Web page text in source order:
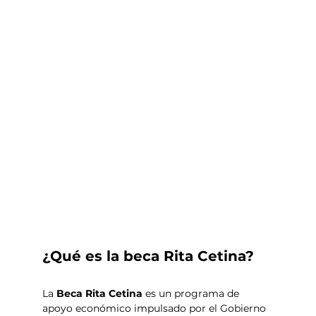
¿Qué es la beca Rita Cetina?
La Beca Rita Cetina es un programa de
apoyo económico impulsado por el Gobierno